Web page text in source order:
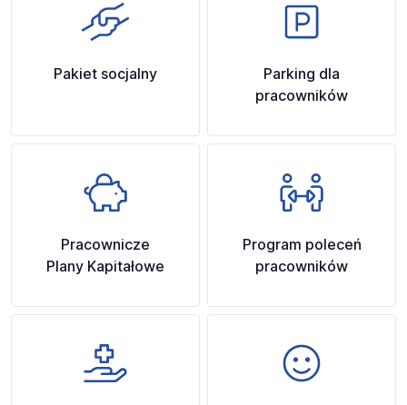
Pakiet socjalny
Parking dla
pracowników
Pracownicze
Plany Kapitałowe
Program poleceń
pracowników